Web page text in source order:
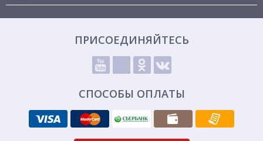
ПРИСОЕДИНЯЙТЕСЬ
СПОСОБЫ ОПЛАТЫ